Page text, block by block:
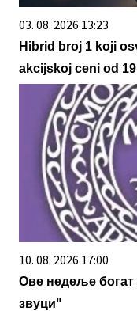
03. 08. 2026 13:23
Hibrid broj 1 koji
akcijskoj ceni od
10. 08. 2026 17:00
Ове недеље
звуци"